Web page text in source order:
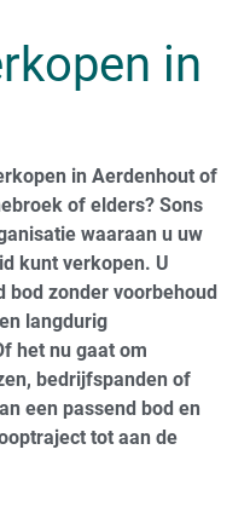
in
in Aerdenhout of
of elders? Sons
waaraan u uw
kunt verkopen. U
bod zonder voorbehoud
langdurig
het nu gaat om
bedrijfspanden of
een passend bod en
tot aan de